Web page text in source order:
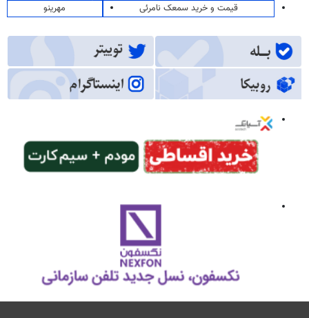
قیمت و خرید سمعک نامرئی
مهرینو